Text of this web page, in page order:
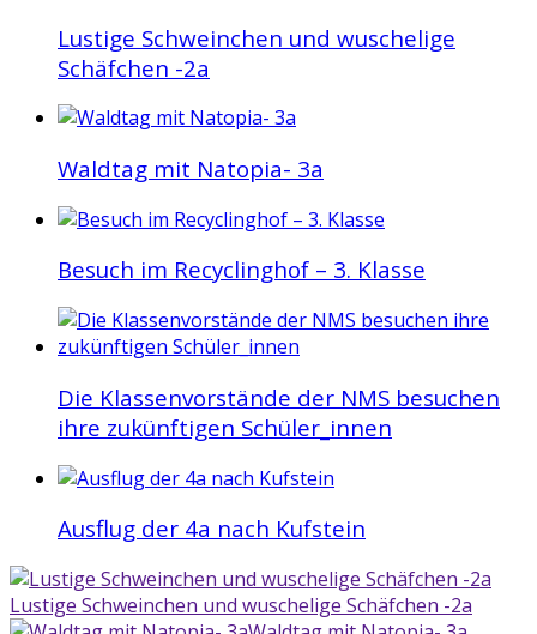
Lustige Schweinchen und wuschelige
Schäfchen -2a
Waldtag mit Natopia- 3a
Besuch im Recyclinghof – 3. Klasse
Die Klassenvorstände der NMS besuchen
ihre zukünftigen Schüler_innen
Ausflug der 4a nach Kufstein
Lustige Schweinchen und wuschelige Schäfchen -2a